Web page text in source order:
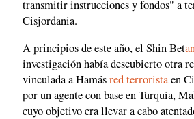
transmitir instrucciones y fondos" a
Cisjordania.
A principios de este año, el Shin Bet
investigación había descubierto otra
vinculada a Hamásred terroristaen
por un agente con base en Turquía,
cuyo objetivo era llevar a cabo